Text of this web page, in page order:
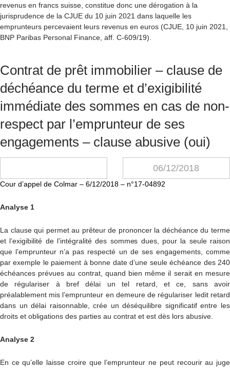
revenus en francs suisse, constitue donc une dérogation à la
jurisprudence de la CJUE du 10 juin 2021 dans laquelle les
emprunteurs percevaient leurs revenus en euros (CJUE, 10 juin 2021,
BNP Paribas Personal Finance, aff. C-609/19).
Contrat de prêt immobilier – clause de
déchéance du terme et d’exigibilité
immédiate des sommes en cas de non-
respect par l’emprunteur de ses
engagements – clause abusive (oui)
06/12/2018
Cour d’appel de Colmar – 6/12/2018 – n°17-04892
Analyse 1
La clause qui permet au prêteur de prononcer la déchéance du terme
et l’exigibilité de l’intégralité des sommes dues, pour la seule raison
que l’emprunteur n’a pas respecté un de ses engagements, comme
par exemple le paiement à bonne date d’une seule échéance des 240
échéances prévues au contrat, quand bien même il serait en mesure
de régulariser à bref délai un tel retard, et ce, sans avoir
préalablement mis l’emprunteur en demeure de régulariser ledit retard
dans un délai raisonnable, crée un déséquilibre significatif entre les
droits et obligations des parties au contrat et est dès lors abusive.
Analyse 2
En ce qu’elle laisse croire que l’emprunteur ne peut recourir au juge